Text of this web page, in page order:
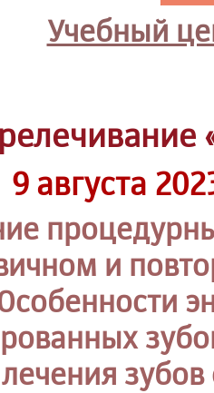
Учебный
9 августа
и
лечения